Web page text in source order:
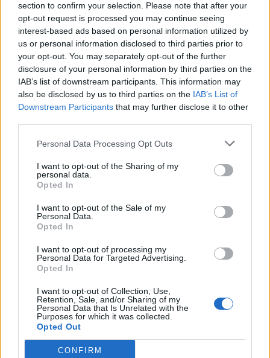
section to confirm your selection. Please note that after your
opt-out request is processed you may continue seeing
interest-based ads based on personal information utilized by
us or personal information disclosed to third parties prior to
your opt-out. You may separately opt-out of the further
disclosure of your personal information by third parties on the
IAB’s list of downstream participants. This information may
also be disclosed by us to third parties on the IAB’s List of
Downstream Participants that may further disclose it to other
Personal Data Processing Opt Outs
I want to opt-out of the Sharing of my
personal data.
Opted In
I want to opt-out of the Sale of my
Personal Data.
Opted In
I want to opt-out of processing my
Personal Data for Targeted Advertising.
Opted In
I want to opt-out of Collection, Use,
Retention, Sale, and/or Sharing of my
Personal Data that Is Unrelated with the
Purposes for which it was collected.
Opted Out
CONFIRM
Minka 12. rész
Minka 11. rész
Pedig szóltam… – Miért nem hiszünk a
gyűjteménye
13. rész